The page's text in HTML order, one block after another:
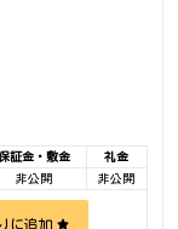
証金・敷金
礼金
非公開 非公開
に追加